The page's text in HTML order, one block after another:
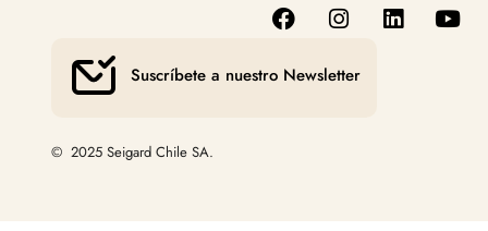
Suscríbete a nuestro Newsletter
© 2025 Seigard Chile SA.